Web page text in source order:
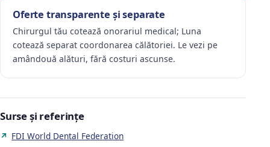
Oferte transparente și separate
Chirurgul tău cotează onorariul medical; Luna
cotează separat coordonarea călătoriei. Le vezi pe
amândouă alături, fără costuri ascunse.
Surse și referințe
FDI World Dental Federation